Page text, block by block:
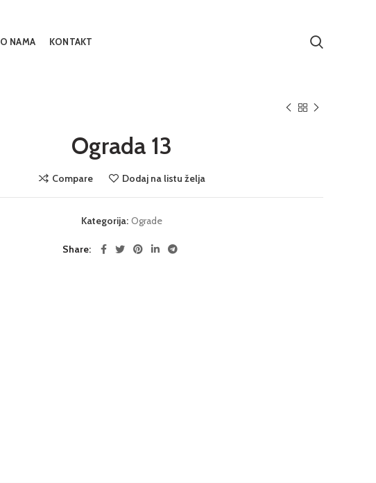
O NAMA KONTAKT
Ograda 13
Compare Dodaj na listu želja
Kategorija: Ograde
Share